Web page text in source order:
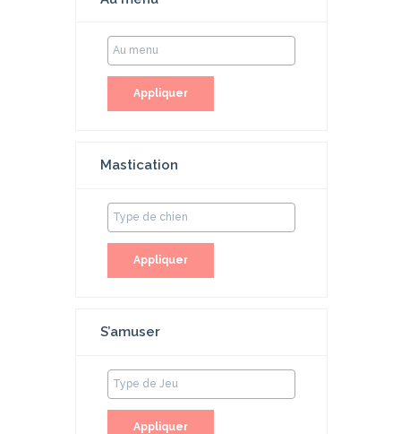
Appliquer
Mastication
Appliquer
S’amuser
Appliquer